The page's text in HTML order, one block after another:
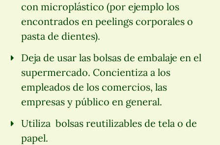
con microplástico (por ejemplo los
encontrados en peelings corporales o
pasta de dientes).
Deja de usar las bolsas de embalaje en el
supermercado. Concientiza a los
empleados de los comercios, las
empresas y público en general.
Utiliza bolsas reutilizables de tela o de
papel.